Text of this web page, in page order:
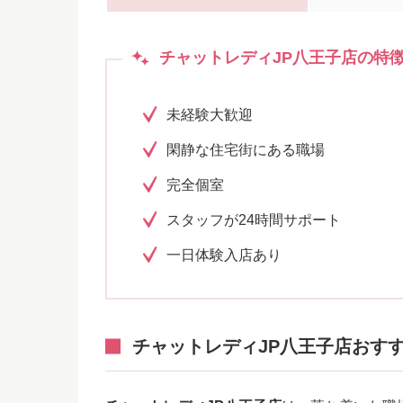
チャットレディJP八王子店の特
未経験大歓迎
閑静な住宅街にある職場
完全個室
スタッフが24時間サポート
一日体験入店あり
チャットレディJP八王子店おす